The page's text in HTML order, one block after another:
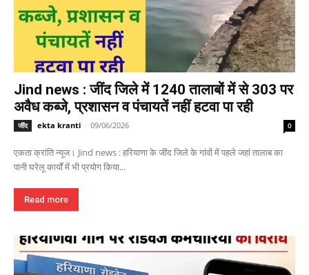
Jind news : जींद जिले में 1240 तालाबों में से 303 पर
अवैध कब्जे, प्रशासन व पंचायतें नहीं हटवा पा रही
जींद ekta kranti - 09/06/2026 0
एकता क्रांति न्यूज। Jind news : हरियाणा के जींद जिले के गांवों में पहले जहां तालाब का
पानी घरेलू कार्यों में भी प्रयोग किया...
Read more